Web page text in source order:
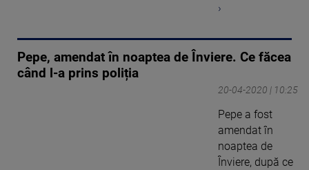
›
Pepe, amendat în noaptea de Înviere. Ce făcea
când l-a prins poliția
20-04-2020 | 10:25
Pepe a fost
amendat în
noaptea de
Înviere, după ce